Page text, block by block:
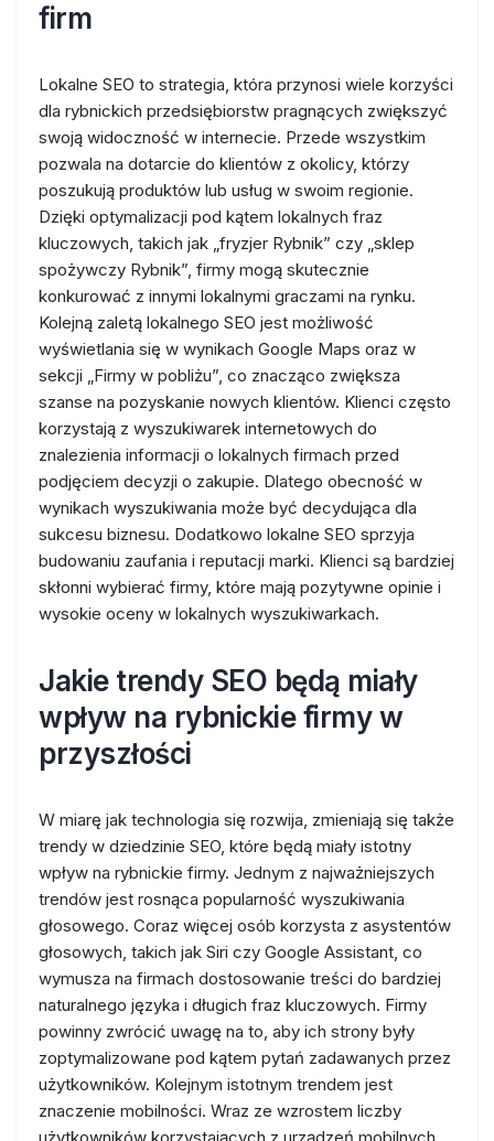
firm
Lokalne SEO to strategia, która przynosi wiele korzyści
dla rybnickich przedsiębiorstw pragnących zwiększyć
swoją widoczność w internecie. Przede wszystkim
pozwala na dotarcie do klientów z okolicy, którzy
poszukują produktów lub usług w swoim regionie.
Dzięki optymalizacji pod kątem lokalnych fraz
kluczowych, takich jak „fryzjer Rybnik” czy „sklep
spożywczy Rybnik”, firmy mogą skutecznie
konkurować z innymi lokalnymi graczami na rynku.
Kolejną zaletą lokalnego SEO jest możliwość
wyświetlania się w wynikach Google Maps oraz w
sekcji „Firmy w pobliżu”, co znacząco zwiększa
szanse na pozyskanie nowych klientów. Klienci często
korzystają z wyszukiwarek internetowych do
znalezienia informacji o lokalnych firmach przed
podjęciem decyzji o zakupie. Dlatego obecność w
wynikach wyszukiwania może być decydująca dla
sukcesu biznesu. Dodatkowo lokalne SEO sprzyja
budowaniu zaufania i reputacji marki. Klienci są bardziej
skłonni wybierać firmy, które mają pozytywne opinie i
wysokie oceny w lokalnych wyszukiwarkach.
Jakie trendy SEO będą miały
wpływ na rybnickie firmy w
przyszłości
W miarę jak technologia się rozwija, zmieniają się także
trendy w dziedzinie SEO, które będą miały istotny
wpływ na rybnickie firmy. Jednym z najważniejszych
trendów jest rosnąca popularność wyszukiwania
głosowego. Coraz więcej osób korzysta z asystentów
głosowych, takich jak Siri czy Google Assistant, co
wymusza na firmach dostosowanie treści do bardziej
naturalnego języka i długich fraz kluczowych. Firmy
powinny zwrócić uwagę na to, aby ich strony były
zoptymalizowane pod kątem pytań zadawanych przez
użytkowników. Kolejnym istotnym trendem jest
znaczenie mobilności. Wraz ze wzrostem liczby